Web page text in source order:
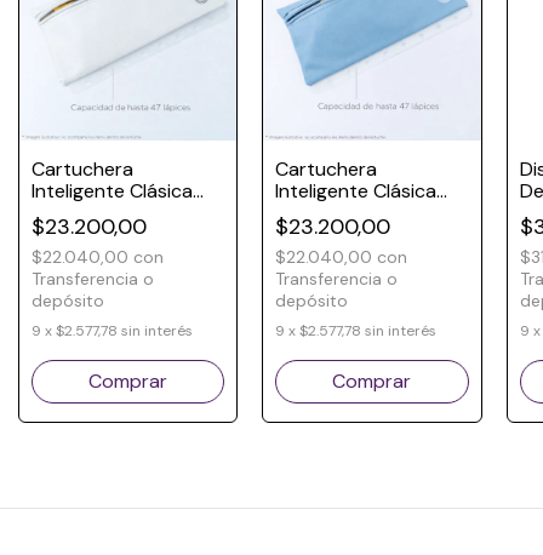
Cartuchera
Inteligente Clásica
Blanca para
Cuaderno Inteligente
$23.200,00
$22.040,00 con
Transferencia o
depósito
9 x$2.577,78 sin interés
Cartuchera
Inteligente Clásica
Celeste para
Cuaderno Inteligente
$23.200,00
$22.040,00 con
Transferencia o
depósito
9 x$2.577,78 sin interés 9 x